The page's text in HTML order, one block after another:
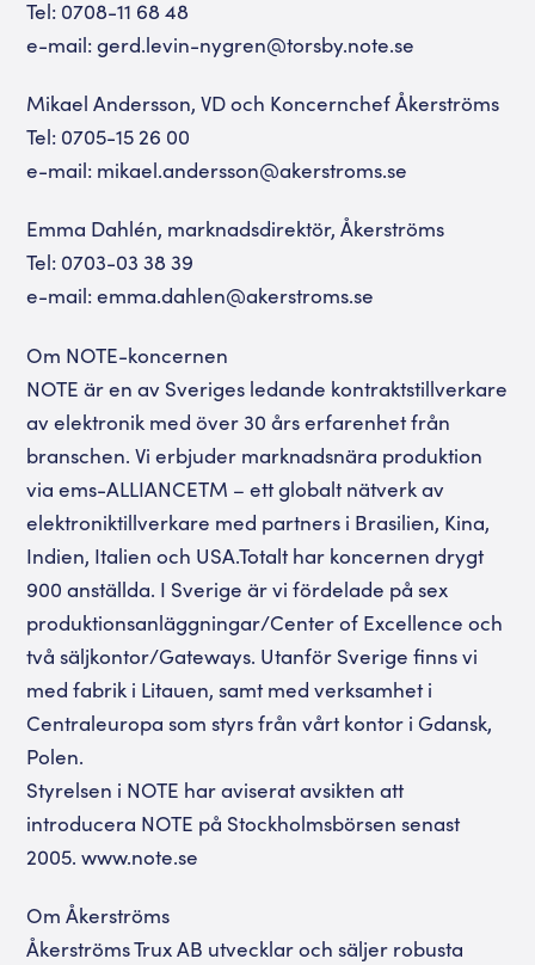
Tel: 0708-11 68 48
e-mail: gerd.levin-nygren@torsby.note.se
Mikael Andersson, VD och Koncernchef Åkerströms
Tel: 0705-15 26 00
e-mail: mikael.andersson@akerstroms.se
Emma Dahlén, marknadsdirektör, Åkerströms
Tel: 0703-03 38 39
e-mail: emma.dahlen@akerstroms.se
Om NOTE-koncernen
NOTE är en av Sveriges ledande kontraktstillverkare
av elektronik med över 30 års erfarenhet från
branschen. Vi erbjuder marknadsnära produktion
via ems-ALLIANCETM – ett globalt nätverk av
elektroniktillverkare med partners i Brasilien, Kina,
Indien, Italien och USA.Totalt har koncernen drygt
900 anställda. I Sverige är vi fördelade på sex
produktionsanläggningar/Center of Excellence och
två säljkontor/Gateways. Utanför Sverige finns vi
med fabrik i Litauen, samt med verksamhet i
Centraleuropa som styrs från vårt kontor i Gdansk,
Polen.
Styrelsen i NOTE har aviserat avsikten att
introducera NOTE på Stockholmsbörsen senast
2005. www.note.se
Om Åkerströms
Åkerströms Trux AB utvecklar och säljer robusta